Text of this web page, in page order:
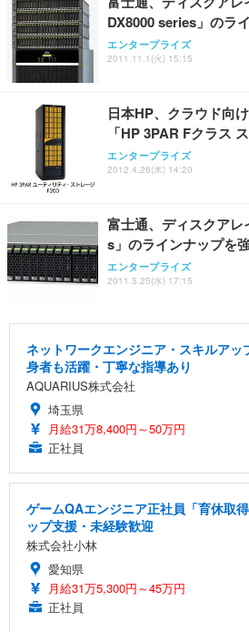
務用 おしゃれ パソコンチ
ANDWINT オフィスチェア
ッシュ 通気性 ランバーサ
ス圧無段階昇降 360度回転
【MiniLED/24.5inch/
HOOTER Gaming
グモニター QD 24.5イン
アイリスオーヤマ ペット
ュラー 200枚入【
DX8000 series」のラ
エンタープライズ
2011.11.1(火) 15:15
日本HP、クラウド向
「HP 3PAR Fクラス
エンタープライズ
2012.4.26(木) 14:20
富士通、ディスクア
s」のラインナップを
エンタープライズ
2011.5.25(水) 17:15
ネットワークエンジニア・スキルアッ
身者も活躍・丁寧な指導あり
AQUARIUS株式会社
埼玉県
月給31万8,400円～50万円
正社員
ゲームQAエンジニア正社員「育休取
ップ支援・未経験歓迎
株式会社小林
愛知県
月給31万5,300円～45万円
正社員